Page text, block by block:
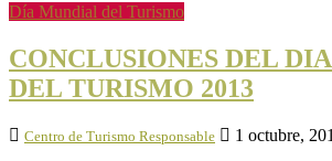
Día Mundial del Turismo
CONCLUSIONES DEL
DEL TURISMO 2013
Centro de Turismo Responsable 1 octubre,